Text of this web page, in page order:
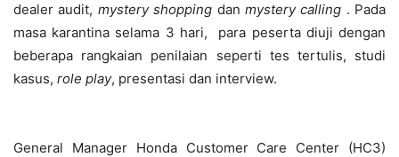
dealer audit, mystery shopping dan mystery calling . Pada
masa karantina selama 3 hari, para peserta diuji dengan
beberapa rangkaian penilaian seperti tes tertulis, studi
kasus, role play, presentasi dan interview.
General Manager Honda Customer Care Center (HC3)